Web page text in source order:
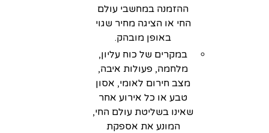
ההזמנה במחשבי עולם
החי או הציגה מחיר שגוי
באופן מובהק.
במקרים של כוח עליון,
מלחמה, פעולות איבה,
מצב חירום לאומי, אסון
טבע או כל אירוע אחר
שאינו בשליטת עולם החי,
המונע את אספקת